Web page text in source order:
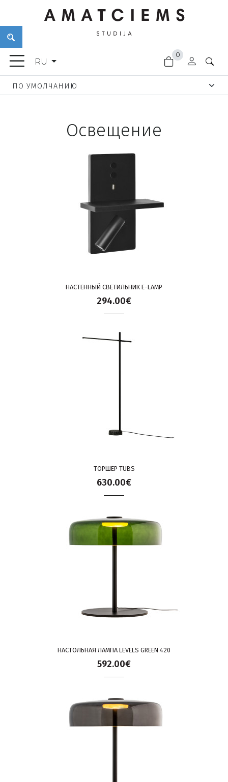
RU
0
×
МЕБЕЛЬ
ТОВАРЫ
ОСВЕЩЕНИЕОсвещение
НАСТЕННЫЙ СВЕТИЛЬНИК E-LAMP
294.00€
ТОРШЕР TUBS
630.00€
НАСТОЛЬНАЯ ЛАМПА LEVELS GREEN 420
592.00€